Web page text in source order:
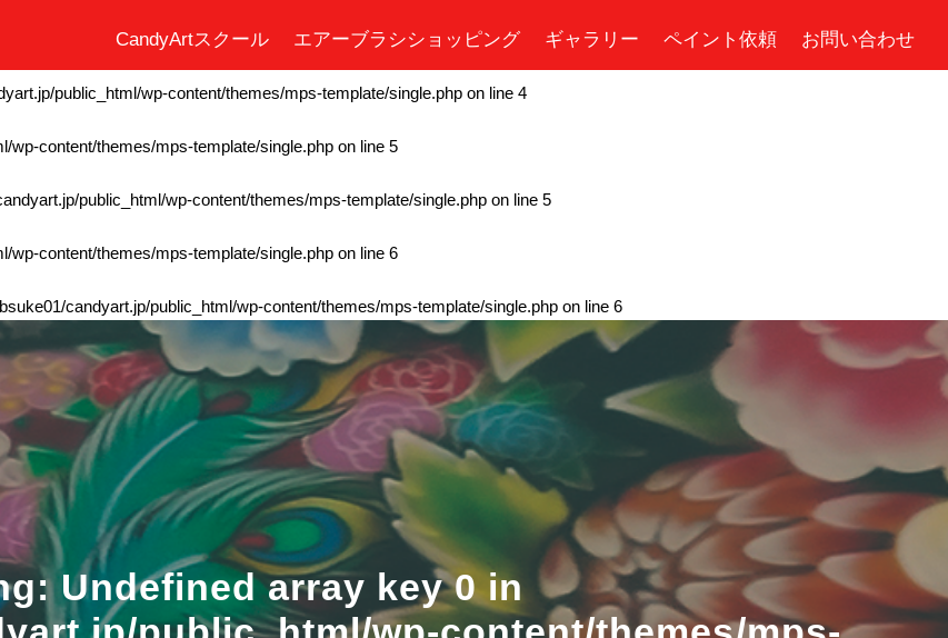
CandyArtスクール エアーブラシショッピング ギャラリー ペイント依頼 お問い合わせ
wp-content/themes/mps-template/single.phpon line 4
public_html/wp-content/themes/mps-template/single.php on line 4
wp-content/themes/mps-template/single.php on line 5
public_html/wp-content/themes/mps-template/single.php on line 5
wp-content/themes/mps-template/single.php on line 6
candyart.jp/public_html/wp-content/themes/mps-template/single.php on line 6
: Undefined array key 0 in